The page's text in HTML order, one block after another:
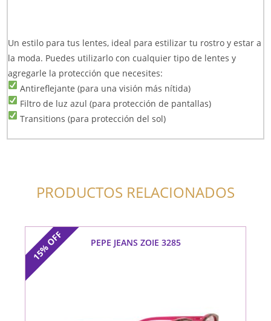
Un estilo para tus lentes, ideal para estilizar tu rostro y estar a
la moda. Puedes utilizarlo con cualquier tipo de lentes y
agregarle la protección que necesites:
Antireflejante (para una visión más nítida)
Filtro de luz azul (para protección de pantallas)
Transitions (para protección del sol)
PRODUCTOS RELACIONADOS
15%
OFF PEPE JEANS ZOIE 3285